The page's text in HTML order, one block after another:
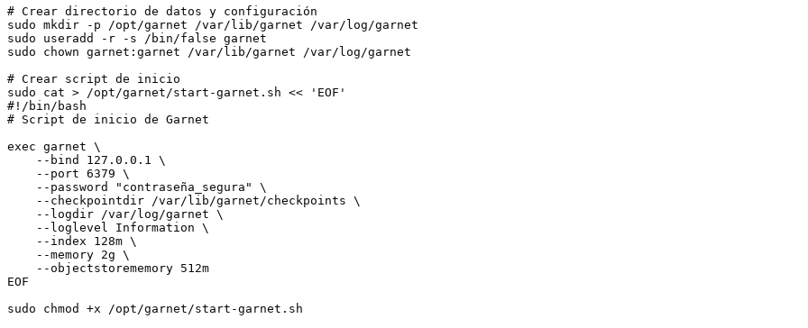
# Crear directorio de datos y configuración
sudo mkdir -p /opt/garnet /var/lib/garnet /var/log/garnet
sudo useradd -r -s /bin/false garnet
sudo chown garnet:garnet /var/lib/garnet /var/log/garnet
# Crear script de inicio
sudo cat > /opt/garnet/start-garnet.sh << 'EOF'
#!/bin/bash
# Script de inicio de Garnet
exec garnet \
    --bind 127.0.0.1 \
    --port 6379 \
    --password "contraseña_segura" \
    --checkpointdir /var/lib/garnet/checkpoints \
    --logdir /var/log/garnet \
    --loglevel Information \
    --index 128m \
    --memory 2g \
    --objectstorememory 512m
EOF
sudo chmod +x /opt/garnet/start-garnet.sh